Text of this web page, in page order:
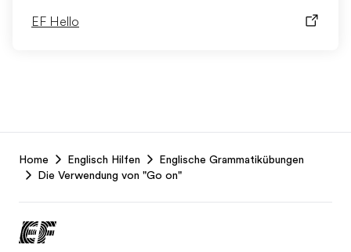
EF Hello
Footer
Home Englisch Hilfen
Englische Grammatikübungen
Die Verwendung von "Go on"